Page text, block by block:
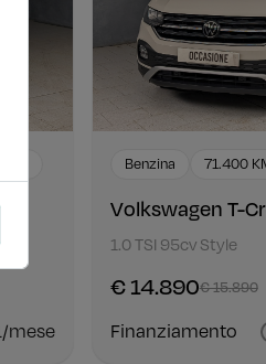
mese
Benzina 71.400
Volkswagen T-
1.0 TSI 95cv Style
€ 14.890€ 15.890
Finanziamento